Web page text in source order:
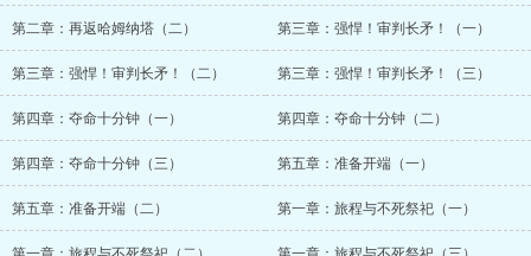
第二章：再返哈姆纳塔（二） 第三章：强悍！审判长矛！（一）
第三章：强悍！审判长矛！（二） 第三章：强悍！审判长矛！（三）
第四章：夺命十分钟（一） 第四章：夺命十分钟（二）
第四章：夺命十分钟（三） 第五章：准备开端（一）
第五章：准备开端（二） 第一章：旅程与不死祭祀（一）